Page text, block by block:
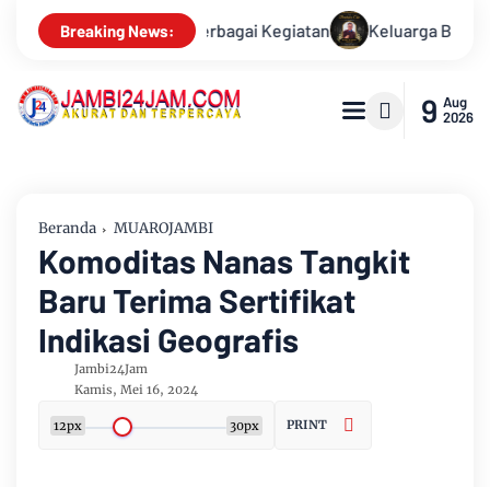
Breaking News:
Besar PWI Jambi Berduka, Hery Rawas Mantan
9 Aug
2026
Beranda MUAROJAMBI
Komoditas Nanas Tangkit
Baru Terima Sertifikat
Indikasi Geografis
Jambi24Jam
Kamis, Mei 16, 2024
12px 30px PRINT